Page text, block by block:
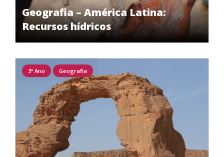
Geografia – América Latina:
Recursos hídricos
3º Ano Geografia